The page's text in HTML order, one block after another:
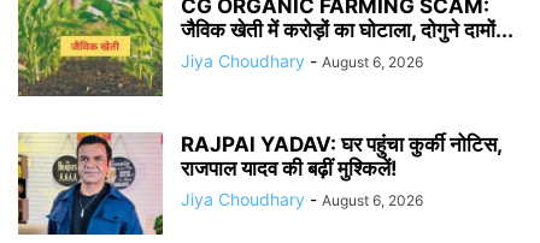
CG ORGANIC FARMING SCAM:
जैविक खेती में करोड़ों का घोटाला, दोगुने दामों...
Jiya Choudhary - August 6, 2026
RAJPAl YADAV: घर पहुंचा कुर्की नोटिस,
राजपाल यादव की बढ़ीं मुश्किलें!
Jiya Choudhary - August 6, 2026